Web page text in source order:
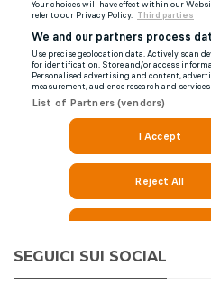
SEGUICI SUI SOCIAL